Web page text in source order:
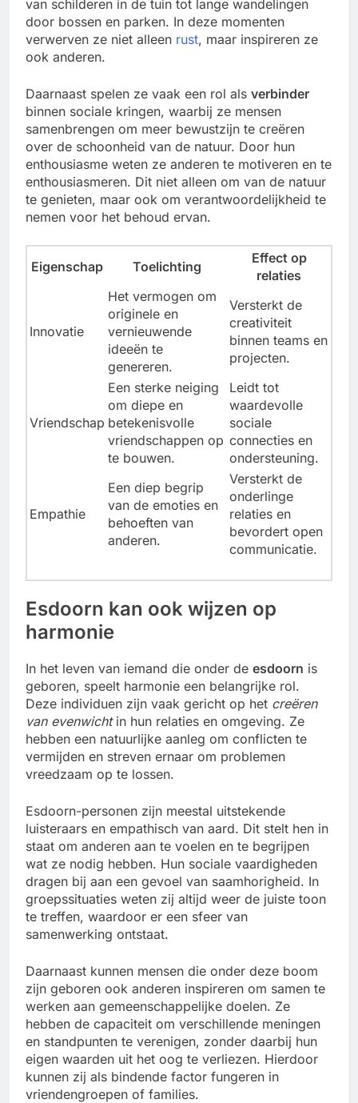
van schilderen in de tuin tot lange wandelingen
door bossen en parken. In deze momenten
verwerven ze niet alleen rust, maar inspireren ze
ook anderen.
Daarnaast spelen ze vaak een rol als verbinder
binnen sociale kringen, waarbij ze mensen
samenbrengen om meer bewustzijn te creëren
over de schoonheid van de natuur. Door hun
enthousiasme weten ze anderen te motiveren en te
enthousiasmeren. Dit niet alleen om van de natuur
te genieten, maar ook om verantwoordelijkheid te
nemen voor het behoud ervan.
Eigenschap Toelichting
Effect op
relaties
Innovatie
Het vermogen om
originele en
vernieuwende
ideeën te
genereren.
Versterkt de
creativiteit
binnen teams en
projecten.
Vriendschap
Een sterke neiging
om diepe en
betekenisvolle
vriendschappen op
te bouwen.
Leidt tot
waardevolle
sociale
connecties en
ondersteuning.
Empathie
Een diep begrip
van de emoties en
behoeften van
anderen.
Versterkt de
onderlinge
relaties en
bevordert open
communicatie.
Esdoorn kan ook wijzen op
harmonie
In het leven van iemand die onder de esdoorn is
geboren, speelt harmonie een belangrijke rol.
Deze individuen zijn vaak gericht op het creëren
van evenwichtin hun relaties en omgeving. Ze
hebben een natuurlijke aanleg om conflicten te
vermijden en streven ernaar om problemen
vreedzaam op te lossen.
Esdoorn-personen zijn meestal uitstekende
luisteraars en empathisch van aard. Dit stelt hen in
staat om anderen aan te voelen en te begrijpen
wat ze nodig hebben. Hun sociale vaardigheden
dragen bij aan een gevoel van saamhorigheid. In
groepssituaties weten zij altijd weer de juiste toon
te treffen, waardoor er een sfeer van
samenwerking ontstaat.
Daarnaast kunnen mensen die onder deze boom
zijn geboren ook anderen inspireren om samen te
werken aan gemeenschappelijke doelen. Ze
hebben de capaciteit om verschillende meningen
en standpunten te verenigen, zonder daarbij hun
eigen waarden uit het oog te verliezen. Hierdoor
kunnen zij als bindende factor fungeren in
vriendengroepen of families.